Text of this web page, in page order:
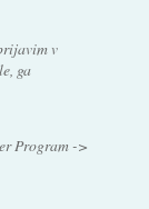
v
ga
Program ->